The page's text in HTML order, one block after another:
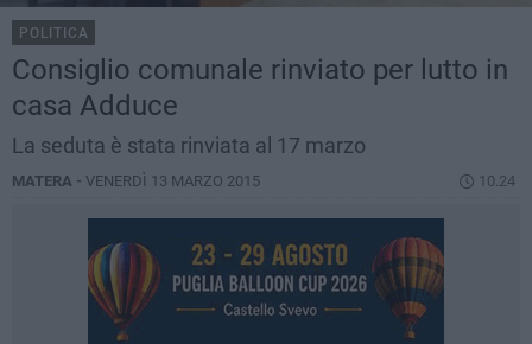
POLITICA
Consiglio comunale rinviato per lutto in
casa Adduce
La seduta è stata rinviata al 17 marzo
MATERA - VENERDÌ 13 MARZO 2015 10.24